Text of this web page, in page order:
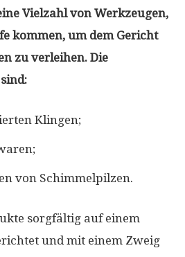
Vielzahl von Werkzeugen,
kommen, um dem Gericht
zu verleihen. Die
Klingen;
von Schimmelpilzen.
sorgfältig auf einem
und mit einem Zweig